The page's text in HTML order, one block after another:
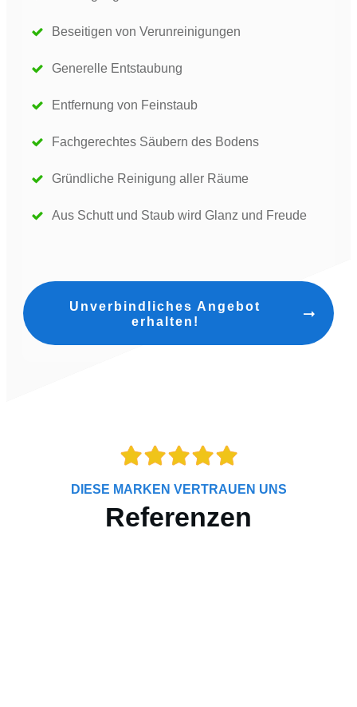
Beseitigen von Verunreinigungen
Generelle Entstaubung
Entfernung von Feinstaub
Fachgerechtes Säubern des Bodens
Gründliche Reinigung aller Räume
Aus Schutt und Staub wird Glanz und Freude
Unverbindliches Angebot
erhalten!
DIESE MARKEN VERTRAUEN UNS
Referenzen